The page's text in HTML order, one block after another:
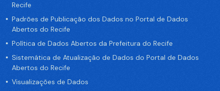
Recife
Padrões de Publicação dos Dados no Portal de Dados
Abertos do Recife
Política de Dados Abertos da Prefeitura do Recife
Sistemática de Atualização de Dados do Portal de Dados
Abertos do Recife
Visualizações de Dados